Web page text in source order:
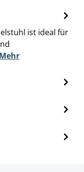
ist ideal für
Mehr